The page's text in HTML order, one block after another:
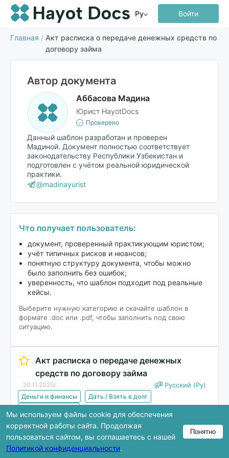
Ру Войти
Главная / Акт расписка о передаче денежных средств по
договору займа
Автор документа
Аббасова Мадина
Юрист HayotDocs
Проверено
Данный шаблон разработан и проверен
Мадиной. Документ полностью соответствует
законодательству Республики Узбекистан и
подготовлен с учётом реальной юридической
практики.
@madinayurist
Что получает пользователь:
документ, проверенный практикующим юристом;
учёт типичных рисков и нюансов;
понятную структуру документа, чтобы можно
было заполнить без ошибок;
уверенность, что шаблон подходит под реальные
кейсы.
Выберите нужную категорию и скачайте шаблон в
формате .doc или .pdf, чтобы заполнить под свою
ситуацию.
Акт расписка о передаче денежных
средств по договору займа
20.11.2025г. Русский (Ру)
Деньги и финансы
Дать / Взять в долг
Скачать
Мы используем файлы cookie для обеспечения
корректной работы сайта. Продолжая
пользоваться сайтом, вы соглашаетесь с нашей
Политикой конфиденциальности.
Понятно